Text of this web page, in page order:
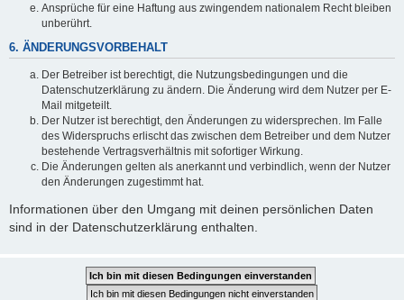
Ansprüche für eine Haftung aus zwingendem nationalem Recht bleiben
unberührt.
6. ÄNDERUNGSVORBEHALT
Der Betreiber ist berechtigt, die Nutzungsbedingungen und die
Datenschutzerklärung zu ändern. Die Änderung wird dem Nutzer per E-
Mail mitgeteilt.
Der Nutzer ist berechtigt, den Änderungen zu widersprechen. Im Falle
des Widerspruchs erlischt das zwischen dem Betreiber und dem Nutzer
bestehende Vertragsverhältnis mit sofortiger Wirkung.
Die Änderungen gelten als anerkannt und verbindlich, wenn der Nutzer
den Änderungen zugestimmt hat.
Informationen über den Umgang mit deinen persönlichen Daten
sind in der Datenschutzerklärung enthalten.